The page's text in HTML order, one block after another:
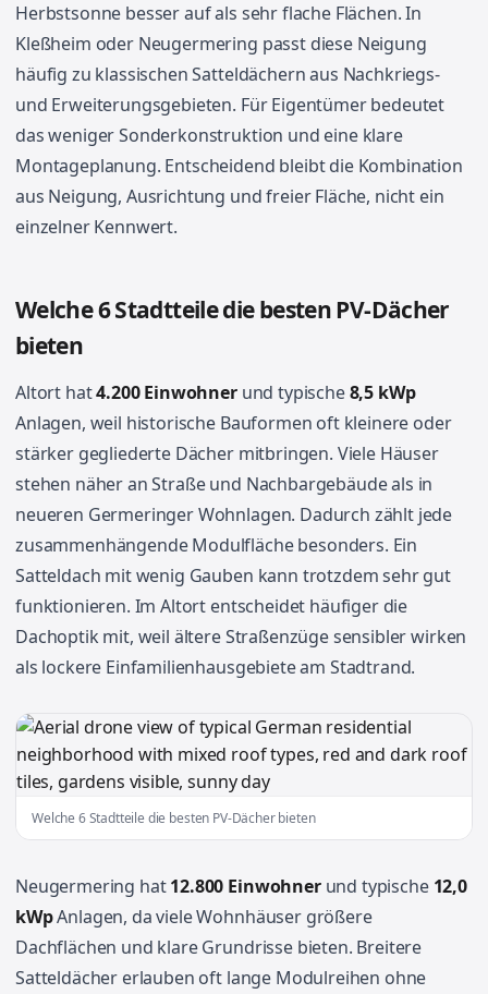
Herbstsonne besser auf als sehr flache Flächen. In
Kleßheim oder Neugermering passt diese Neigung
häufig zu klassischen Satteldächern aus Nachkriegs-
und Erweiterungsgebieten. Für Eigentümer bedeutet
das weniger Sonderkonstruktion und eine klare
Montageplanung. Entscheidend bleibt die Kombination
aus Neigung, Ausrichtung und freier Fläche, nicht ein
einzelner Kennwert.
Welche 6 Stadtteile die besten PV-Dächer
bieten
Altort hat4.200 Einwohnerund typische8,5 kWp
Anlagen, weil historische Bauformen oft kleinere oder
stärker gegliederte Dächer mitbringen. Viele Häuser
stehen näher an Straße und Nachbargebäude als in
neueren Germeringer Wohnlagen. Dadurch zählt jede
zusammenhängende Modulfläche besonders. Ein
Satteldach mit wenig Gauben kann trotzdem sehr gut
funktionieren. Im Altort entscheidet häufiger die
Dachoptik mit, weil ältere Straßenzüge sensibler wirken
als lockere Einfamilienhausgebiete am Stadtrand.
Welche 6 Stadtteile die besten PV-Dächer bieten
Neugermering hat12.800 Einwohnerund typische 12,0
kWpAnlagen, da viele Wohnhäuser größere
Dachflächen und klare Grundrisse bieten. Breitere
Satteldächer erlauben oft lange Modulreihen ohne